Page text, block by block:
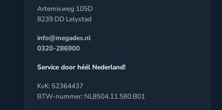
Artemisweg 105D
8239 DD Lelystad
info@megades.nl
0320-286900
Service door héél Nederland!
KvK: 52364437
BTW-nummer: NL8504.11.580.B01